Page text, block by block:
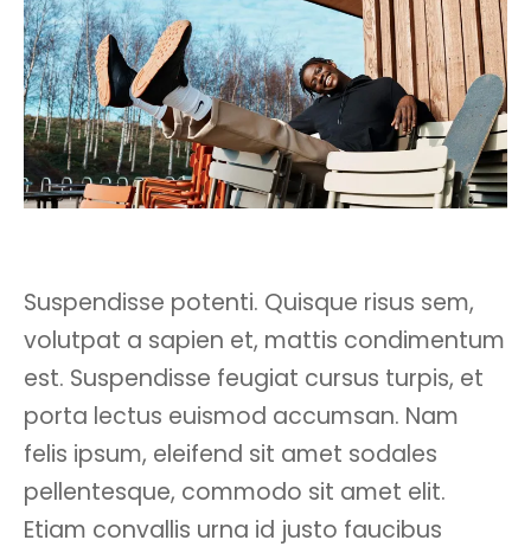
Suspendisse potenti. Quisque risus sem,
volutpat a sapien et, mattis condimentum
est. Suspendisse feugiat cursus turpis, et
porta lectus euismod accumsan. Nam
felis ipsum, eleifend sit amet sodales
pellentesque, commodo sit amet elit.
Etiam convallis urna id justo faucibus